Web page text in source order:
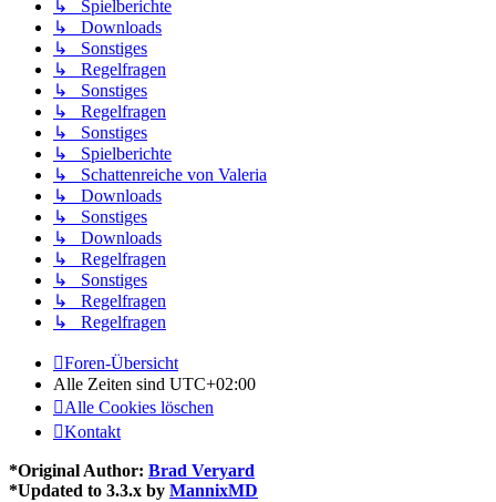
↳ Spielberichte
↳ Downloads
↳ Sonstiges
↳ Regelfragen
↳ Sonstiges
↳ Regelfragen
↳ Sonstiges
↳ Spielberichte
↳ Schattenreiche von Valeria
↳ Downloads
↳ Sonstiges
↳ Downloads
↳ Regelfragen
↳ Sonstiges
↳ Regelfragen
↳ Regelfragen
Foren-Übersicht
Alle Zeiten sind UTC+02:00
Alle Cookies löschen
Kontakt
*Original Author: Brad Veryard
*Updated to 3.3.x by MannixMD